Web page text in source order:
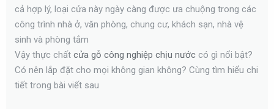
cả hợp lý, loại cửa này ngày càng được ưa chuộng trong các
công trình nhà ở, văn phòng, chung cư, khách sạn, nhà vệ
sinh và phòng tắm
Vậy thực chất cửa gỗ công nghiệp chịu nước có gì nổi bật?
Có nên lắp đặt cho mọi không gian không? Cùng tìm hiểu chi
tiết trong bài viết sau